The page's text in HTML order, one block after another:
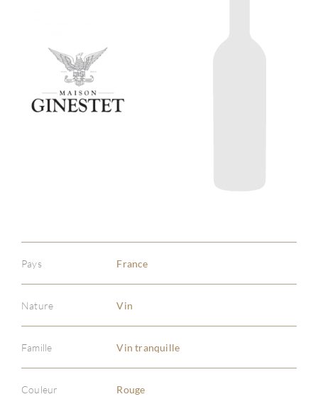
Pays France
Nature Vin
Famille Vin tranquille
Couleur Rouge